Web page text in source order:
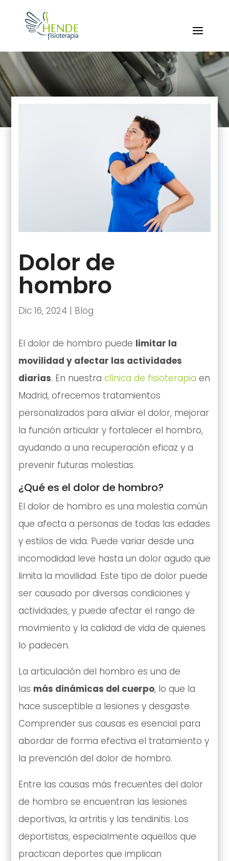
Dolor de
hombro
Dic 16, 2024 | Blog
El dolor de hombro puede limitar la
movilidad y afectar las actividades
diarias. En nuestra clínica de fisioterapia en
Madrid, ofrecemos tratamientos
personalizados para aliviar el dolor, mejorar
la función articular y fortalecer el hombro,
ayudando a una recuperación eficaz y a
prevenir futuras molestias.
¿Qué es el dolor de hombro?
El dolor de hombro es una molestia común
que afecta a personas de todas las edades
y estilos de vida. Puede variar desde una
incomodidad leve hasta un dolor agudo que
limita la movilidad. Este tipo de dolor puede
ser causado por diversas condiciones y
actividades, y puede afectar el rango de
movimiento y la calidad de vida de quienes
lo padecen.
La articulación del hombro es una de
las más dinámicas del cuerpo, lo que la
hace susceptible a lesiones y desgaste.
Comprender sus causas es esencial para
abordar de forma efectiva el tratamiento y
la prevención del dolor de hombro.
Entre las causas más frecuentes del dolor
de hombro se encuentran las lesiones
deportivas, la artritis y las tendinitis. Los
deportistas, especialmente aquellos que
practican deportes que implican